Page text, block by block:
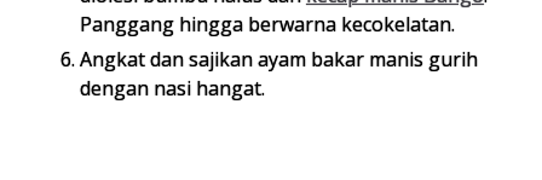
Panggang hingga berwarna kecokelatan.
Angkat dan sajikan ayam bakar manis gurih
dengan nasi hangat.